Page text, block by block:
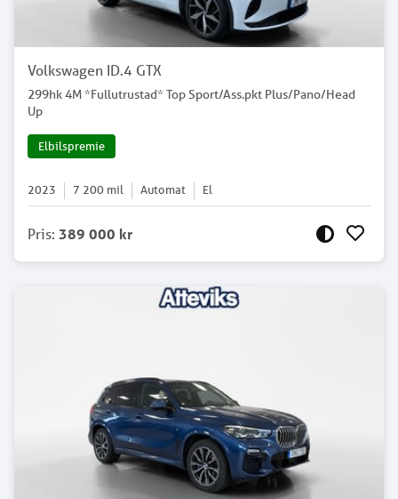
Volkswagen ID.4 GTX
299hk 4M *Fullutrustad* Top Sport/Ass.pkt Plus/Pano/Head
Up
Elbilspremie
2023 7 200 mil Automat El
Pris: 389 000 kr